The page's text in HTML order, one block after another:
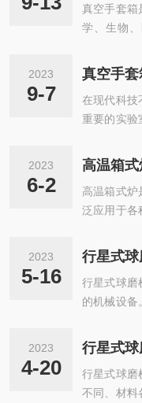
真空手套箱
学、生物
保护他们免
点就是其具
操作，手套
避免了实验
性。此外，
箱中进行实
2023
9-7
在现代科技
重要的实验
的操作手套
下进行实验
创造一个
备、化学合
力和化学
作区域，
真...
2023
6-2
高温箱
高温箱式炉
泛应用于各
需温度。箱
C至
得许多材料
玻璃制造
控制系统等
丝或者辐射
2023
5-16
行星式球磨
的机械设备
强度。1、
度的特性。
别较大。球
辊磨法的区
2023
4-20
行星式球磨
不同、材料